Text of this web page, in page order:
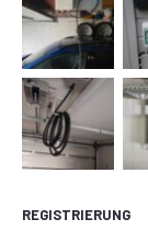
REGISTRIERUNG